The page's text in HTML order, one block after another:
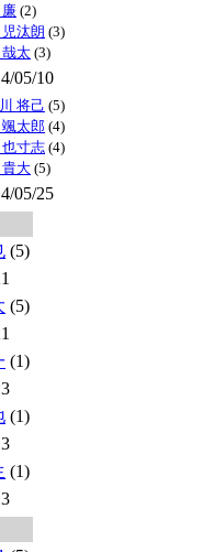
(2)
汰朗 (3)
哉太(3)
05/10
将己 (5)
颯太郎(4)
也寸志(4)
大 (5)
05/25
(5)
(5)
(1)
(1)
(1)